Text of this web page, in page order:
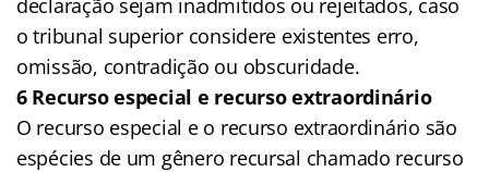
declaração sejam inadmitidos ou rejeitados, caso
o tribunal superior considere existentes erro,
omissão, contradição ou obscuridade.
6 Recurso especial e recurso extraordinário
O recurso especial e o recurso extraordinário são
espécies de um gênero recursal chamado recurso